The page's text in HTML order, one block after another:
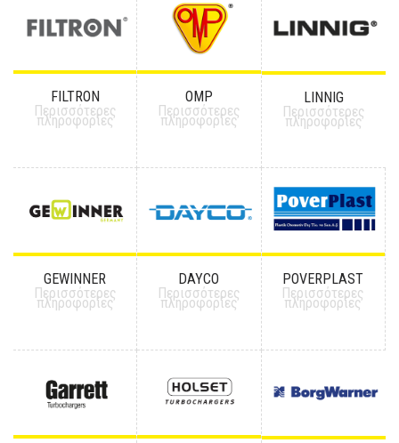
FILTRON
Περισσότερες
πληροφορίες
OMP
Περισσότερες
πληροφορίες
LINNIG
Περισσότερες
πληροφορίες
GEWINNER
Περισσότερες
πληροφορίες
DAYCO
Περισσότερες
πληροφορίες
POVERPLAST
Περισσότερες
πληροφορίες